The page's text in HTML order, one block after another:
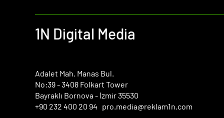
​Adalet Mah. Manas Bul.
No:39 - 3408 Folkart Tower
Bayraklı Bornova - İzmir 35530
+90 232 400 20 94 pro.media@reklam1n.com
1N Digital Media